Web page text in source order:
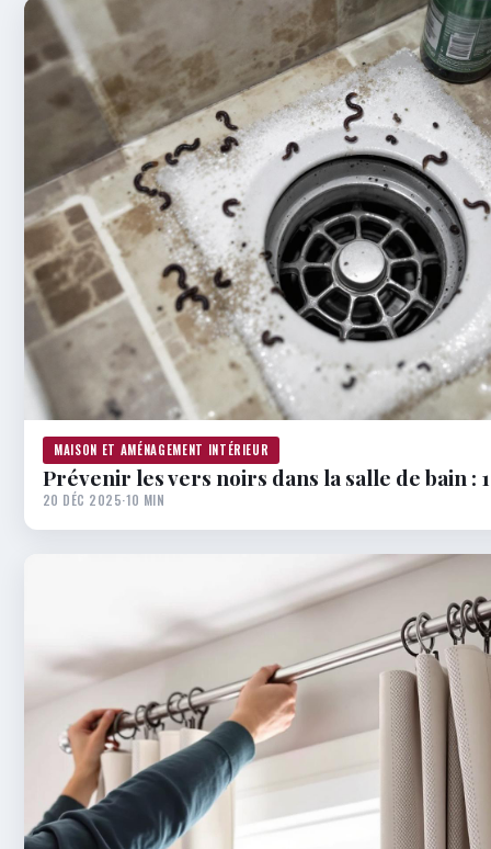
MAISON ET AMÉNAGEMENT INTÉRIEUR
Prévenir les vers noirs dans la salle de bain :
20 DÉC 2025·10 MIN